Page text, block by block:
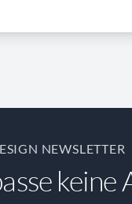
NEWSLETTER
keine